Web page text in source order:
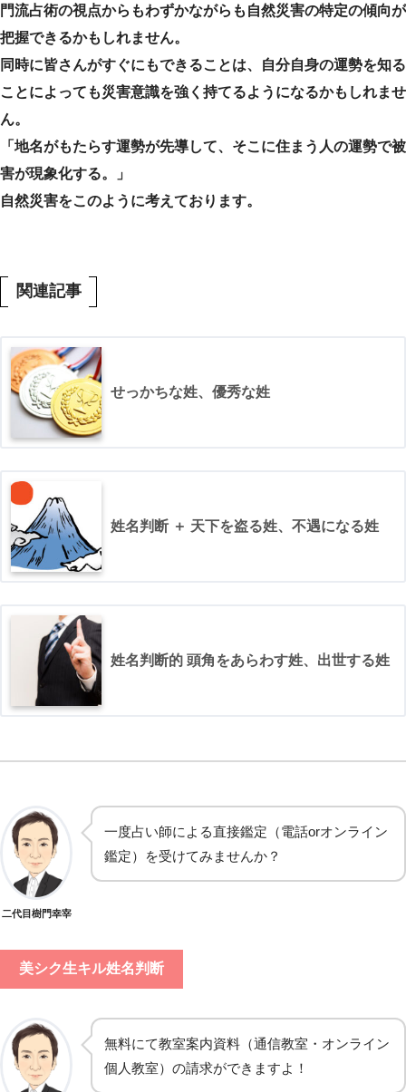
門流占術の視点からもわずかながらも自然災害の特定の傾向が
把握できるかもしれません。
同時に皆さんがすぐにもできることは、自分自身の運勢を知る
ことによっても災害意識を強く持てるようになるかもしれませ
ん。
「地名がもたらす運勢が先導して、そこに住まう人の運勢で被
害が現象化する。」
自然災害をこのように考えております。
関連記事
せっかちな姓、優秀な姓
姓名判断 ＋ 天下を盗る姓、不遇になる姓
姓名判断的 頭角をあらわす姓、出世する姓
二代目樹門幸宰
一度占い師による直接鑑定（電話orオンライン
鑑定）を受けてみませんか？
美シク生キル姓名判断
無料にて教室案内資料（通信教室・オンライン
個人教室）の請求ができますよ！